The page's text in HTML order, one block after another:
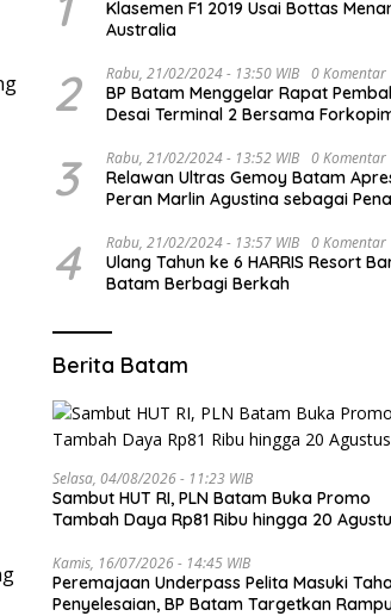
Klasemen F1 2019 Usai Bottas
Australia
2 Rabu, 21/02/2024 - 13:50 WIB 0 Komentar
BP Batam Menggelar Rapat
Desai Terminal 2 Bersama
3 Rabu, 21/02/2024 - 13:52 WIB 0 Komentar
Relawan Ultras Gemoy Batam
Peran Marlin Agustina sebagai
4 Rabu, 21/02/2024 - 13:57 WIB 0 Komentar
Ulang Tahun ke 6 HARRIS Resort
Batam Berbagi Berkah
Berita Batam
Selasa, 04/08/2026 - 11:23 WIB
Sambut HUT RI, PLN Batam Buka Promo
Tambah Daya Rp81 Ribu hingga 20
Kamis, 16/07/2026 - 14:45 WIB
Peremajaan Underpass Pelita Masuki
Penyelesaian, BP Batam Targetkan